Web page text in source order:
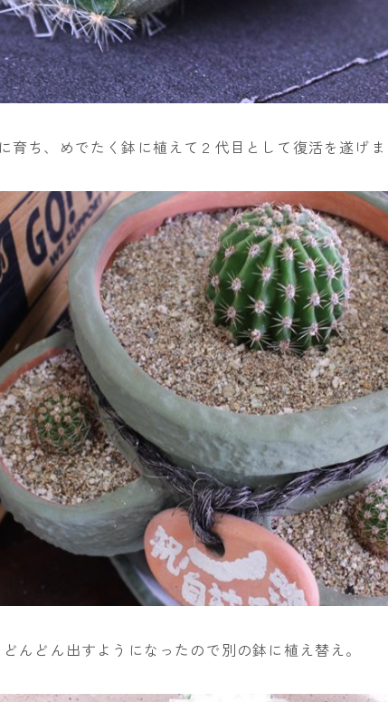
育ち、めでたく鉢に植えて２代目として復活を遂げま
んどん出すようになったので別の鉢に植え替え。